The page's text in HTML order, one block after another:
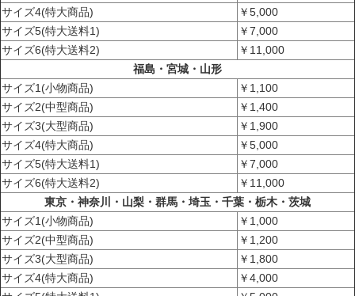
サイズ4(特大商品)
￥5,000
サイズ5(特大送料1)
￥7,000
サイズ6(特大送料2)
￥11,000
福島・宮城・山形
サイズ1(小物商品)
￥1,100
サイズ2(中型商品)
￥1,400
サイズ3(大型商品)
￥1,900
サイズ4(特大商品)
￥5,000
サイズ5(特大送料1)
￥7,000
サイズ6(特大送料2)
￥11,000
東京・神奈川・山梨・群馬・埼玉・千葉・栃木・茨城
サイズ1(小物商品)
￥1,000
サイズ2(中型商品)
￥1,200
サイズ3(大型商品)
￥1,800
サイズ4(特大商品)
￥4,000